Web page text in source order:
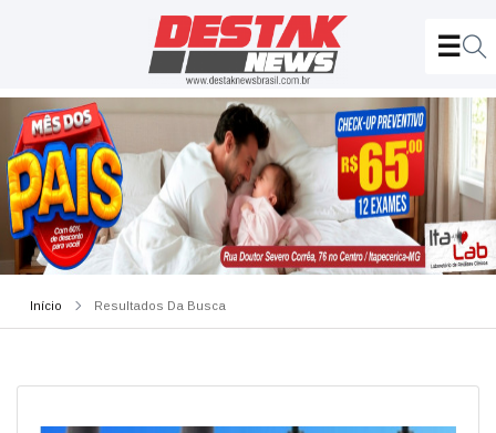
Início Resultados Da Busca